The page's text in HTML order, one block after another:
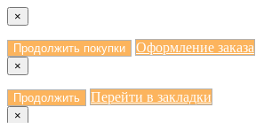
×
Продолжить покупки Оформление заказа
×
Продолжить Перейти в закладки
×